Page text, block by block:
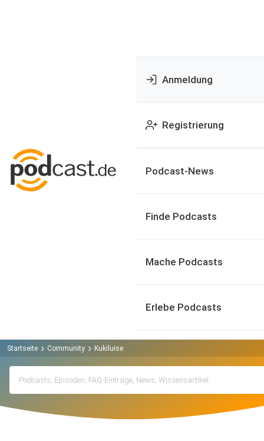
Anmeldung
Registrierung
Podcast-News
Finde Podcasts
Mache Podcasts
Erlebe Podcasts
Startseite Community Kukiluise